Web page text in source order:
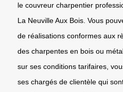
le couvreur charpentier
La Neuville Aux Bois. Vous
de réalisations conformes aux
des charpentes en bois ou
sur ses conditions tarifaires,
ses chargés de clientèle qui